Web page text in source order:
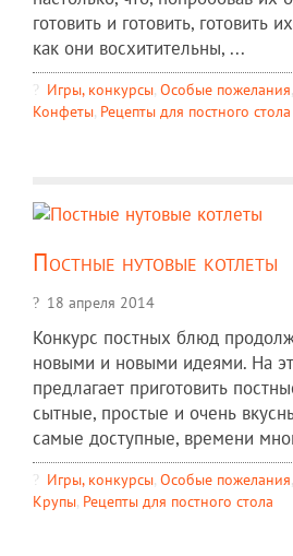
готовить и готовить, готовить
как они восхитительны, ...
Игры, конкурсы, Особые пожелания,
Конфеты, Рецепты для постного стола
Постные нутовые котлеты
18 апреля 2014
Конкурс постных блюд
новыми и новыми идеями. На
предлагает приготовить
сытные, простые и очень
самые доступные, времени
Игры, конкурсы, Особые пожелания,
Крупы, Рецепты для постного стола